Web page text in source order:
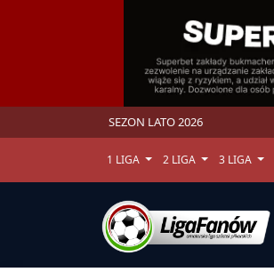
SEZON LATO 2026
1 LIGA 2 LIGA 3 LIGA